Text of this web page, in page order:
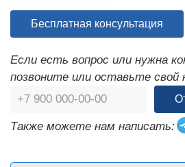
Бесплатная консультация
Если есть вопрос или нужна
позвоните или оставьте свой
Также можете нам написать: